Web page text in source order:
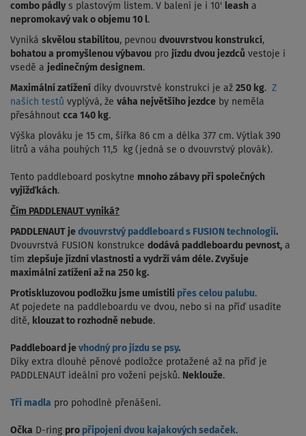
combo pádly s plastovým listem. V balení je i 10' leash a
nepromokavý vak o objemu 10 l.
Vyniká skvělou stabilitou, pevnou dvouvrstvou konstrukcí,
bohatou a promyšlenou výbavou pro jízdu dvou jezdců vestoje i
vsedě a jedinečným designem.
Maximální zatížení díky dvouvrstvé konstrukci je až 250 kg. Z
našich testů vyplývá, že váha největšího jezdce by neměla
přesáhnout cca 140 kg.
Výška plováku je 15 cm, šířka 86 cm a délka 377 cm. Výtlak 390
litrů a váha pouhých 11,5 kg (jedná se o dvouvrstvý plovák).
Tento paddleboard poskytne mnoho zábavy při společných
vyjížďkách.
Čím PADDLENAUT vyniká?
PADDLENAUT je dvouvrstvý paddleboard s FUSION technologií.
Dvouvrstvá FUSION konstrukce dodává paddleboardu pevnost, a
tím zlepšuje jízdní vlastnosti a vydrží vám déle. Zvyšuje
maximální zatížení až na 250 kg.
Protiskluzovou podložku jsme umístili přes celou palubu.
Ať pojedete na paddleboardu ve dvou, nebo si na příď usadíte
dítě, klouzat to rozhodně nebude.
Paddleboard je vhodný pro jízdu se psy.
Díky extra dlouhé pěnové podložce protažené až na příď je
PADDLENAUT ideální pro vožení pejsků. Neklouže.
Tři madla pro pohodlné přenášení.
Očka D-ring pro připojení dvou kajakových sedaček.